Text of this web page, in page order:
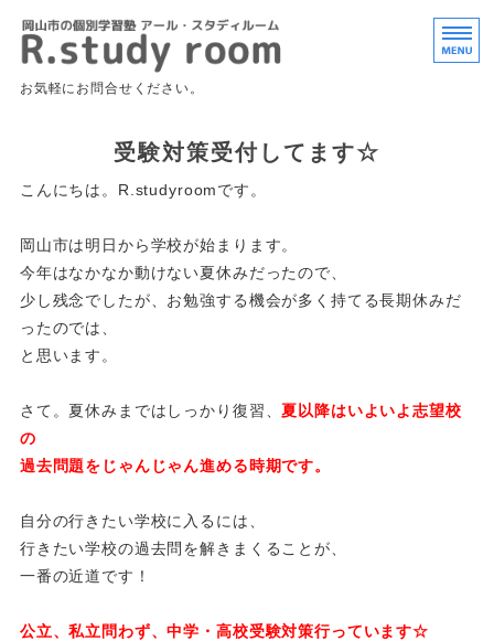
岡山市北区
お気軽にお問合せください。
お問い合わせ
オンライン授業
受験対策受付してます☆
こんにちは。R.studyroomです。
岡山市は明日から学校が始まります。
今年はなかなか動けない夏休みだったので、
少し残念でしたが、お勉強する機会が多く持てる長期休みだ
ったのでは、
と思います。
さて。夏休みまではしっかり復習、夏以降はいよいよ志望校
の
過去問題をじゃんじゃん進める時期です。
自分の行きたい学校に入るには、
行きたい学校の過去問を解きまくることが、
一番の近道です！
公立、私立問わず、中学・高校受験対策行っています☆